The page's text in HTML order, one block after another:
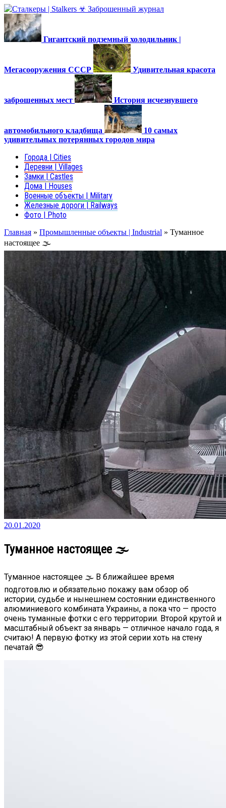
Гигантский подземный холодильник |
Мегасооружения СССР Удивительная красота
заброшенных мест История исчезнувшего
автомобильного кладбища
10 самых
удивительных потерянных городов мира
Города | Cities
Деревни | Villages
Замки | Castles
Дома | Houses
Военные объекты | Military
Железные дороги | Railways
Фото | Photo
Главная » Промышленные объекты | Industrial » Туманное
настоящее 🌫️
20.01.2020
Туманное настоящее 🌫️
Туманное настоящее 🌫️ В ближайшее время
подготовлю и обязательно покажу вам обзор об
истории, судьбе и нынешнем состоянии единственного
алюминиевого комбината Украины, а пока что — просто
очень туманные фотки с его территории. Второй крутой и
масштабный объект за январь — отличное начало года, я
считаю! А первую фотку из этой серии хоть на стену
печатай 😎